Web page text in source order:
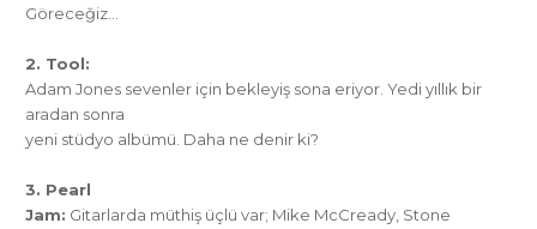
Göreceğiz…
2. Tool:
Adam Jones sevenler için bekleyiş sona eriyor. Yedi yıllık bir
aradan sonra
yeni stüdyo albümü. Daha ne denir ki?
3. Pearl
Jam: Gitarlarda müthiş üçlü var; Mike McCready, Stone